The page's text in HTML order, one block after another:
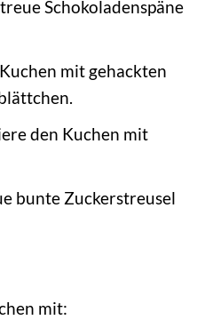
Schokoladenspäne
mit gehackten
den Kuchen mit
bunte Zuckerstreusel
mit: